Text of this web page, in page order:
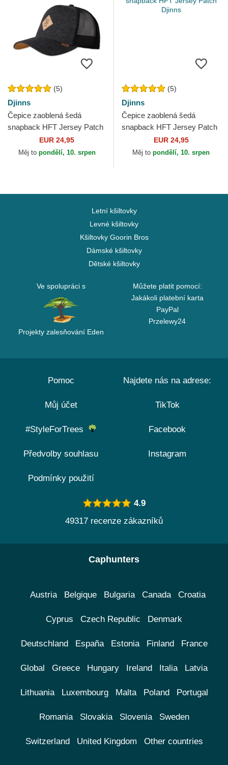
(5)
Djinns
Čepice zaoblená šedá
snapback HFT Jersey Patch
EUR 24,95
Měj to pondělí, 10. srpen
(5)
Djinns
Čepice zaoblená šedá
snapback HFT Jersey Patch
EUR 24,95
Měj to pondělí, 10. srpen
Letní kšiltovky
Levné kšiltovky
Kšiltovky Goorin Bros
Dámské kšiltovky
Dětské kšiltovky
Ve spolupráci s
Projekty zalesňování Eden
Můžete platit pomocí:
Jakákoli platební karta
PayPal
Przelewy24
Pomoc
Můj účet
#StyleForTrees
Předvolby souhlasu
Podmínky použití
Najdete nás na adrese:
TikTok
Facebook
Instagram
4.9
49317 recenze zákazníků
Caphunters
Austria Belgique Bulgaria Canada Croatia
Cyprus Czech Republic Denmark
Deutschland España Estonia Finland France
Global Greece Hungary Ireland Italia Latvia
Lithuania Luxembourg Malta Poland Portugal
Romania Slovakia Slovenia Sweden
Switzerland United Kingdom Other countries